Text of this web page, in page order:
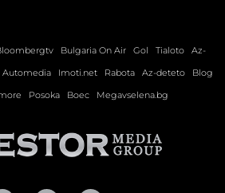
Bulgaria On Air Gol Tialoto
Az-
Automedia Imoti.net Rabota Az-deteto
Blog
Posoka Boec Megavselena.bg